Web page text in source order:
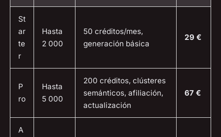
St
ar
te
r
Hasta
2 000
50 créditos/mes,
generación básica
29 €
P
ro
Hasta
5 000
200 créditos, clústeres
semánticos, afiliación,
actualización
67 €
A